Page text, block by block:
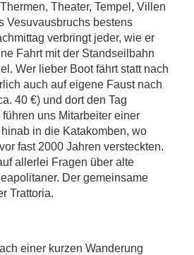
Theater, Tempel, Villen
Vesuvausbruchs bestens
verbringt jeder, wie er
Fahrt mit der Standseilbahn
Wer lieber Boot fährt statt nach
auch auf eigene Faust nach
40 €) und dort den Tag
uns Mitarbeiter einer
in die Katakomben, wo
fast 2000 Jahren versteckten.
allerlei Fragen über alte
Der gemeinsame
Trattoria.
einer kurzen Wanderung